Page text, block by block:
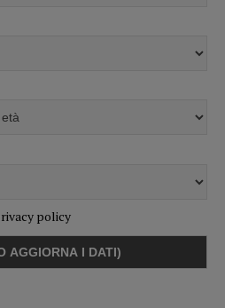
policy